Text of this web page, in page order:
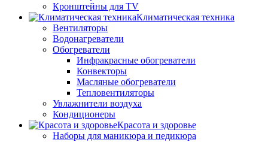
Кронштейны для TV
Климатическая техника
Вентиляторы
Водонагреватели
Обогреватели
Инфракрасные обогреватели
Конвекторы
Масляные обогреватели
Тепловентиляторы
Увлажнители воздуха
Кондиционеры
Красота и здоровье
Наборы для маникюра и педикюра